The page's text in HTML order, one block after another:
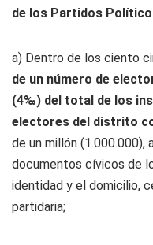
de los Partidos
a) Dentro de los ciento
de un número de
(4‰) del total de los
electores del distrito
de un millón (1.000.000),
documentos cívicos de
identidad y el domicilio,
partidaria;